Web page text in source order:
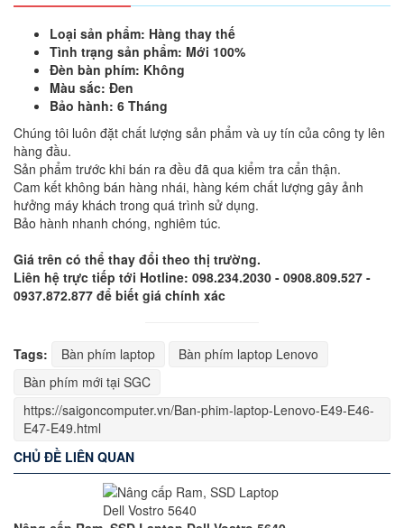
Loại sản phẩm: Hàng thay thế
Tình trạng sản phẩm: Mới 100%
Đèn bàn phím: Không
Màu sắc: Đen
Bảo hành: 6 Tháng
Chúng tôi luôn đặt chất lượng sản phẩm và uy tín của công ty lên
hàng đầu.
Sản phẩm trước khi bán ra đều đã qua kiểm tra cẩn thận.
Cam kết không bán hàng nhái, hàng kém chất lượng gây ảnh
hưởng máy khách trong quá trình sử dụng.
Bảo hành nhanh chóng, nghiêm túc.
Giá trên có thể thay đổi theo thị trường.
Liên hệ trực tiếp tới Hotline: 098.234.2030 - 0908.809.527 -
0937.872.877 để biết giá chính xác
Tags: Bàn phím laptop
Bàn phím laptop Lenovo
Bàn phím mới tại SGC
https://saigoncomputer.vn/Ban-phim-laptop-Lenovo-E49-E46-
E47-E49.html
CHỦ ĐỀ LIÊN QUAN